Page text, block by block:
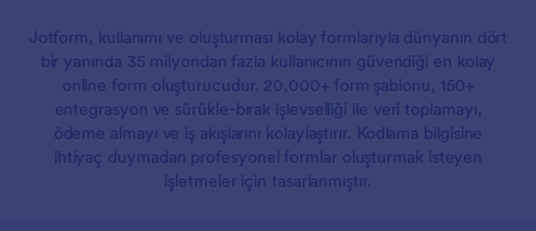
Jotform, kullanımı ve oluşturması kolay formlarıyla dünyanın dört
bir yanında 35 milyondan fazla kullanıcının güvendiği en kolay
online form oluşturucudur. 20,000+ form şablonu, 150+
entegrasyon ve sürükle-bırak işlevselliği ile veri toplamayı,
ödeme almayı ve iş akışlarını kolaylaştırır. Kodlama bilgisine
ihtiyaç duymadan profesyonel formlar oluşturmak isteyen
işletmeler için tasarlanmıştır.